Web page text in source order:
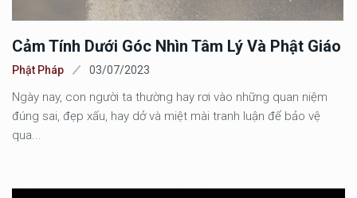
Cảm Tính Dưới Góc Nhìn Tâm Lý Và Phật Giáo
Phật Pháp 03/07/2023
Ngày nay, con người ta thường hay rơi vào những quan niệm
đúng sai, đẹp xấu, hay dở và miệt mài tranh luận để bảo vệ
qua...